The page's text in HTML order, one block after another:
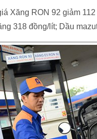
Xăng RON 92 giảm
318 đồng/lít; Dầu